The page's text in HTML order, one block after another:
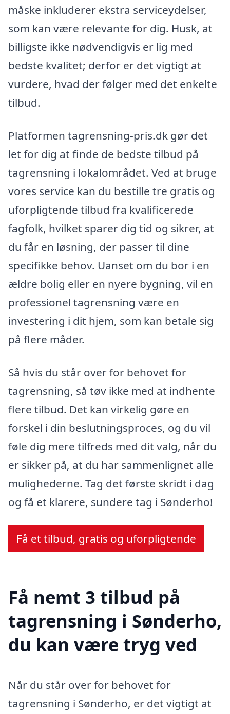
måske inkluderer ekstra serviceydelser,
som kan være relevante for dig. Husk, at
billigste ikke nødvendigvis er lig med
bedste kvalitet; derfor er det vigtigt at
vurdere, hvad der følger med det enkelte
tilbud.
Platformen tagrensning-pris.dk gør det
let for dig at finde de bedste tilbud på
tagrensning i lokalområdet. Ved at bruge
vores service kan du bestille tre gratis og
uforpligtende tilbud fra kvalificerede
fagfolk, hvilket sparer dig tid og sikrer, at
du får en løsning, der passer til dine
specifikke behov. Uanset om du bor i en
ældre bolig eller en nyere bygning, vil en
professionel tagrensning være en
investering i dit hjem, som kan betale sig
på flere måder.
Så hvis du står over for behovet for
tagrensning, så tøv ikke med at indhente
flere tilbud. Det kan virkelig gøre en
forskel i din beslutningsproces, og du vil
føle dig mere tilfreds med dit valg, når du
er sikker på, at du har sammenlignet alle
mulighederne. Tag det første skridt i dag
og få et klarere, sundere tag i Sønderho!
Få et tilbud, gratis og uforpligtende
Få nemt 3 tilbud på
tagrensning i Sønderho,
du kan være tryg ved
Når du står over for behovet for
tagrensning i Sønderho, er det vigtigt at